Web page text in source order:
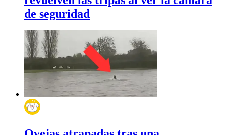
de seguridad